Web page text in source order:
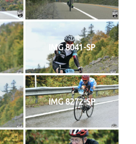
IMG 8041-SP
IMG 8272-SP